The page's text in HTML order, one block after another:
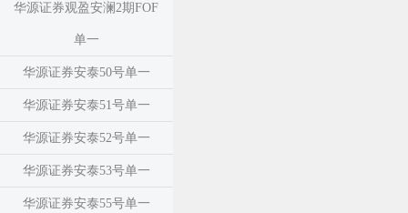
华源证券观盈安澜2期FOF
单一
华源证券安泰50号单一
华源证券安泰51号单一
华源证券安泰52号单一
华源证券安泰53号单一
华源证券安泰55号单一